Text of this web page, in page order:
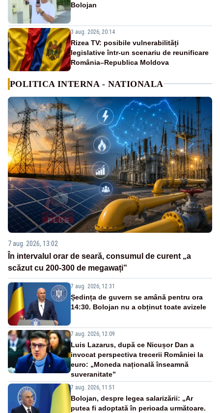
Bolojan
3 aug. 2026, 20:14
Rizea TV: posibile vulnerabilități
legislative într-un scenariu de reunificare
România–Republica Moldova
POLITICA INTERNA - NATIONALA
7 aug. 2026, 13:02
În intervalul orar de seară, consumul de curent „a
scăzut cu 200-300 de megawați”
7 aug. 2026, 12:31
Ședința de guvern se amână pentru ora
14:30. Bolojan nu a obținut toate avizele
7 aug. 2026, 12:09
Luis Lazarus, după ce Nicușor Dan a
invocat perspectiva trecerii României la
euro: „Moneda națională înseamnă
suveranitate”
7 aug. 2026, 11:51
Bolojan, despre legea salarizării: „Ar
putea fi adoptată în perioada următoare.